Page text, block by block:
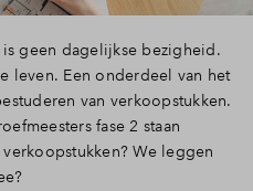
geen dagelijkse bezigheid.
leven. Een onderdeel van het
van verkoopstukken.
fase 2 staan
We leggen